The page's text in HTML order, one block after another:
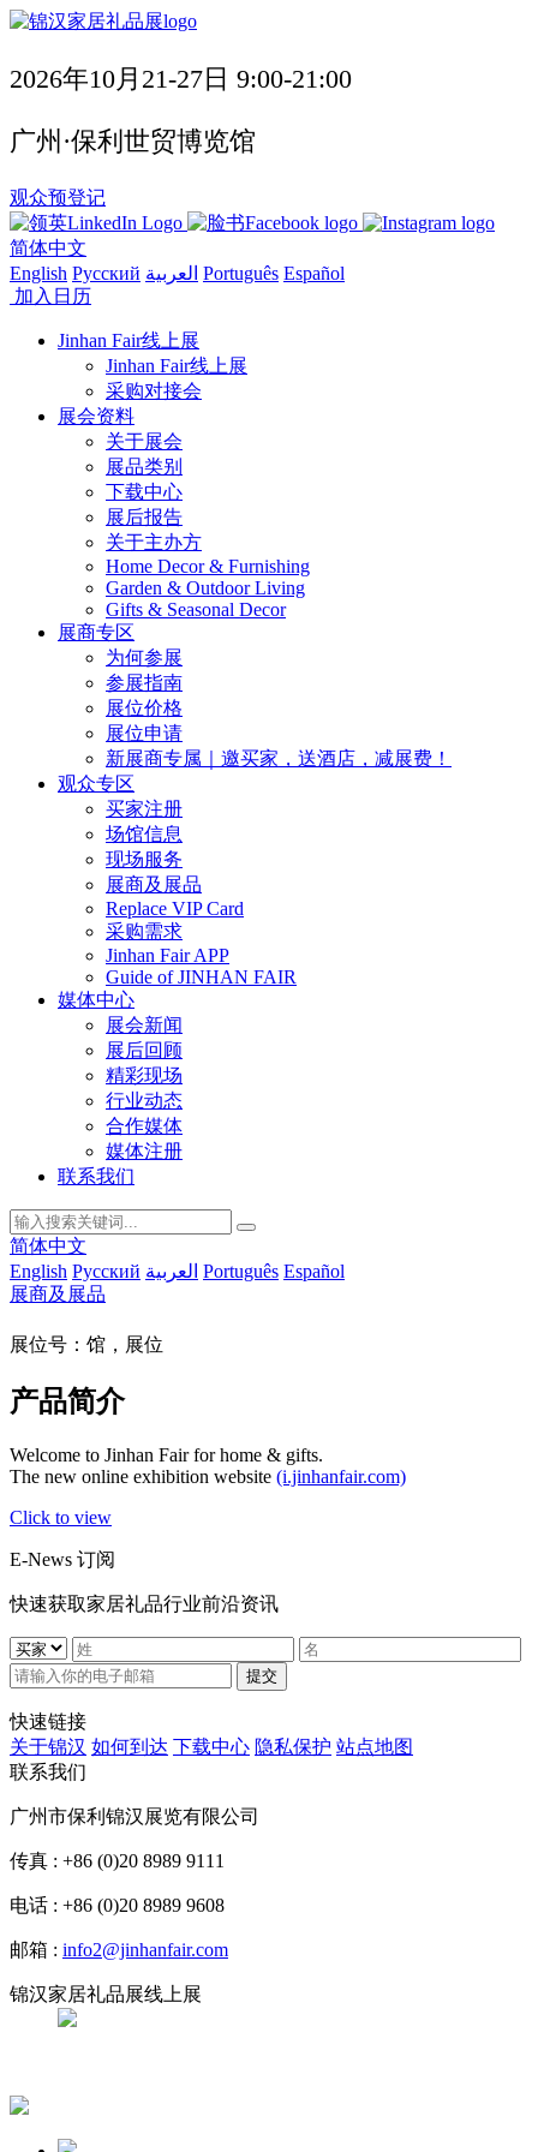
2026年10月21-27日 9:00-21:00
广州·保利世贸博览馆
观众预登记
简体中文
English Русский العربية Português Español
加入日历
Jinhan Fair线上展
Jinhan Fair线上展
采购对接会
展会资料
关于展会
展品类别
下载中心
展后报告
关于主办方
Home Decor & Furnishing
Garden & Outdoor Living
Gifts & Seasonal Decor
展商专区
为何参展
参展指南
展位价格
展位申请
新展商专属｜邀买家，送酒店，减展费！
观众专区
买家注册
场馆信息
现场服务
展商及展品
Replace VIP Card
采购需求
Jinhan Fair APP
Guide of JINHAN FAIR
媒体中心
展会新闻
展后回顾
精彩现场
行业动态
合作媒体
媒体注册
联系我们
简体中文
English Русский العربية Português Español
展商及展品
展位号：馆，展位
产品简介
Welcome to Jinhan Fair for home & gifts.
The new online exhibition website (i.jinhanfair.com)
Click to view
E-News 订阅
快速获取家居礼品行业前沿资讯
提交
快速链接
关于锦汉 如何到达 下载中心 隐私保护 站点地图
联系我们
广州市保利锦汉展览有限公司
传真 : +86 (0)20 8989 9111
电话 : +86 (0)20 8989 9608
邮箱 : info2@jinhanfair.com
锦汉家居礼品展线上展